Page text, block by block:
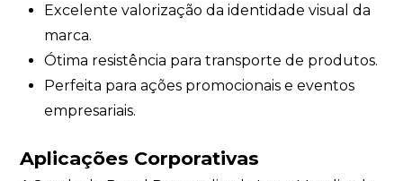
Excelente valorização da identidade visual da
marca.
Ótima resistência para transporte de produtos.
Perfeita para ações promocionais e eventos
empresariais.
Aplicações Corporativas